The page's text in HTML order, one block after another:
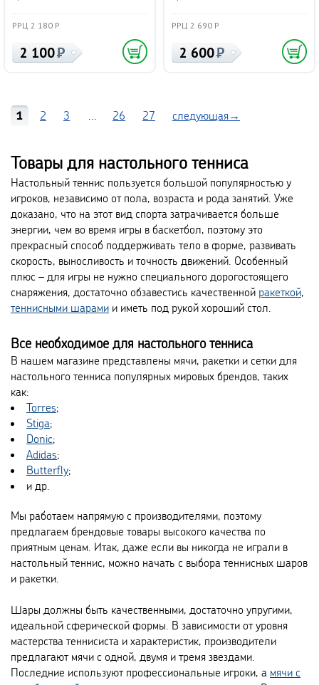
РРЦ 2 180 Р
2 100
РРЦ 2 690 Р
2 600
1 2 3 ... 26 27 следующая→
Товары для настольного тенниса
Настольный теннис пользуется большой популярностью у
игроков, независимо от пола, возраста и рода занятий. Уже
доказано, что на этот вид спорта затрачивается больше
энергии, чем во время игры в баскетбол, поэтому это
прекрасный способ поддерживать тело в форме, развивать
скорость, выносливость и точность движений. Особенный
плюс – для игры не нужно специального дорогостоящего
снаряжения, достаточно обзавестись качественной ракеткой,
теннисными шарами и иметь под рукой хороший стол.
Все необходимое для настольного тенниса
В нашем магазине представлены мячи, ракетки и сетки для
настольного тенниса популярных мировых брендов, таких
как:
Torres;
Stiga;
Donic;
Adidas;
Butterfly;
и др.
Мы работаем напрямую с производителями, поэтому
предлагаем брендовые товары высокого качества по
приятным ценам. Итак, даже если вы никогда не играли в
настольный теннис, можно начать с выбора теннисных шаров
и ракетки.
Шары должны быть качественными, достаточно упругими,
идеальной сферической формы. В зависимости от уровня
мастерства теннисиста и характеристик, производители
предлагают мячи с одной, двумя и тремя звездами.
Последние используют профессиональные игроки, а мячи с